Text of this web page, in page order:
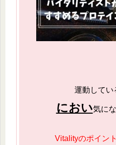
運動してい
におい気に
Vitalityのポイン